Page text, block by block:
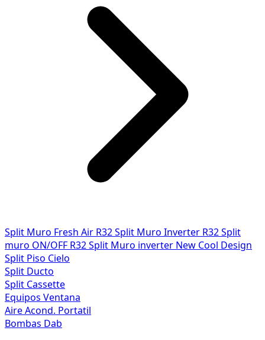
Split Muro Fresh Air R32Split Muro Inverter R32Split
muro ON/OFF R32Split Muro inverter New Cool Design
Split Piso Cielo
Split Ducto
Split Cassette
Equipos Ventana
Aire Acond. Portatil
Bombas Dab